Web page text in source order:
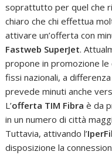
soprattutto per quel che
chiaro che chi effettua
attivare un’offerta con
Fastweb SuperJet.
propone in promozione
fissi nazionali, a
prevede minuti anche
L’offerta TIM Fibra è da
in un numero di città
Tuttavia, attivando l’
disposizione la